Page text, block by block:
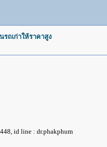
ถเก่าให้ราคาสูง
id line : dr.phakphum